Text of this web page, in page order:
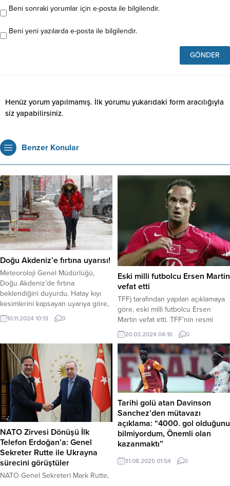
Beni sonraki yorumlar için e-posta ile bilgilendir.
Beni yeni yazılarda e-posta ile bilgilendir.
Henüz yorum yapılmamış. İlk yorumu yukarıdaki form aracılığıyla
siz yapabilirsiniz.
Benzer Konular
Doğu Akdeniz’e fırtına uyarısı!
Meteoroloji Genel Müdürlüğü,
Doğu Akdeniz’de fırtına
beklendiğini duyurdu. Hatay kıyı
kesimlerini kapsayan uyarıya göre,
rüzgarın günün ilk saatlerinden
itibaren kuzey ve kuzeydoğudan 6
fırtına şeklinde eseceği tahmin
ediliyor. Fırtınanın akşam
saatlerinden itibaren etkisini
kaybetmesi bekleniyor. Vatandaşlar
ve denizciler dikkatli olmalı!
Meteoroloji, fırtına nedeniyle
meydana gelebilecek...
10.11.2024 10:13 0
Eski milli futbolcu Ersen Martin
vefat etti
TFF) tarafından yapılan açıklamaya
göre, eski milli futbolcu Ersen
Martin vefat etti. TFF’nin resmi
Twitter hesabından yapılan
açıklamada şu ifadelere yer verildi:
“Türk futbolunun değerli
isimlerinden, A Millî Takımımızın
eski futbolcusu Ersen Martin’in
vefat ettiğini derin bir üzüntü ile
öğrenmiş bulunuyoruz. Merhum
Ersen Martin’e Allah’tan rahmet;
kederli ailesine, yakınlarına ve...
20.03.2024 04:16 0
NATO Zirvesi Dönüşü İlk
Telefon Erdoğan’a: Genel
Sekreter Rutte ile Ukrayna
sürecini görüştüler
NATO Genel Sekreteri Mark Rutte,
Tarihi golü atan Davinson
Sanchez’den mütavazı
açıklama: “4000. gol olduğunu
bilmiyordum, Önemli olan
kazanmaktı”
Galatasaray’ın Çaykur Rizespor’u 3-
1 mağlup ettiği maçta kulüp tarihinin
31.08.2025 01:54 0